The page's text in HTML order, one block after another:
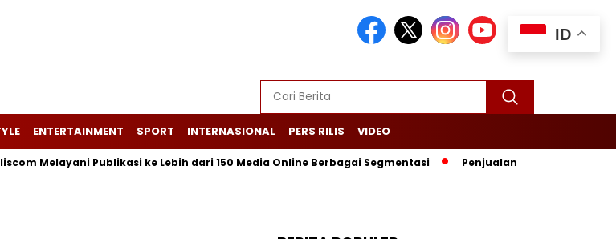
ENTERTAINMENT SPORT INTERNASIONAL PERS RILIS VIDEO
Melayani Publikasi ke Lebih dari 150 Media Online Berbagai Segmentasi Penjualan Anjlok, Coca Cola
ID